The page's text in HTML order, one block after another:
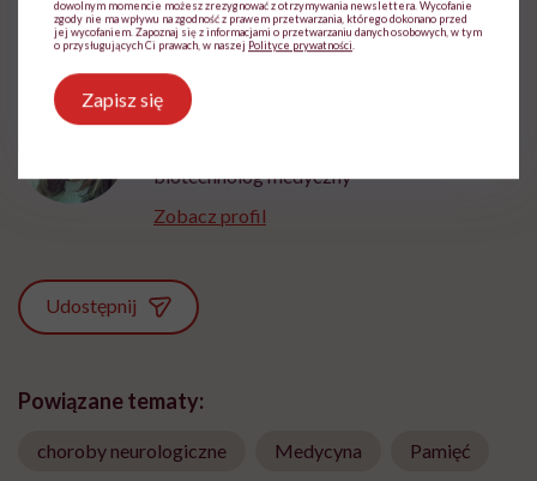
Paulina Kłos-Wojtczak
biotechnolog medyczny
Zobacz profil
Udostępnij
Powiązane tematy:
choroby neurologiczne Medycyna Pamięć
dowolnym momencie możesz zrezygnować z otrzymywania newslettera. Wycofanie
zgody nie ma wpływu na zgodność z prawem przetwarzania, którego dokonano przed
jej wycofaniem. Zapoznaj się z informacjami o przetwarzaniu danych osobowych, w tym
o przysługujących Ci prawach, w naszej Polityce prywatności
Zapisz się